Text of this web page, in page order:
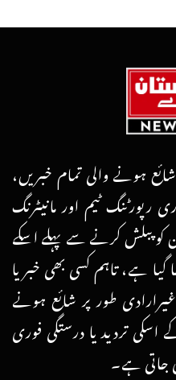
ہونے والی تمام خبریں،
رپورٹنگ ٹیم اور مانیٹرنگ
پبلش کرنے سے پہلے اسکے
گیا ہے، تاہم کسی بھی خبر یا
طور پر شائع ہونے
تردید یا درستگی فوری
جاتی ہے۔